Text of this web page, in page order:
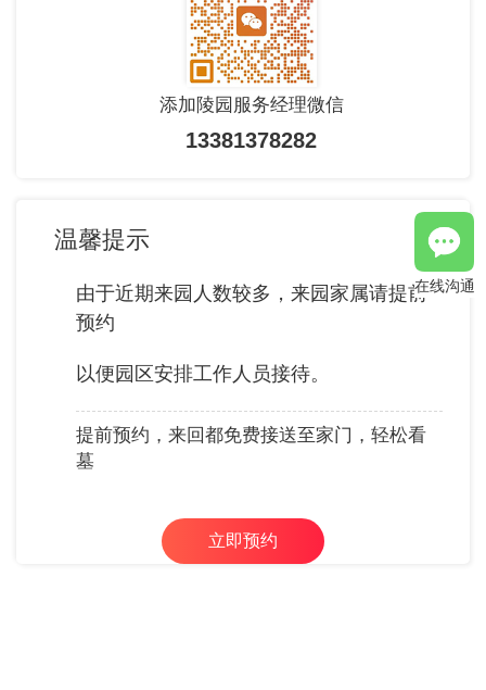
添加陵园服务经理微信
13381378282
温馨提示
由于近期来园人数较多，来园家属请提前
预约
以便园区安排工作人员接待。
提前预约，来回都免费接送至家门，轻松看
墓
立即预约
在线沟通